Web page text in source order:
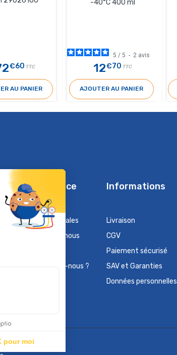
€60 TTC
AU PANIER
-40°C 400 ml
5 / 5 - 2 avis
12€70 TTC
AJOUTER AU PANIER
Climservice
Mentions légales
Contactez-nous
Qui sommes-nous ?
Informations
Livraison
CGV
Paiement sécurisé
SAV et Garanties
Données personnelles